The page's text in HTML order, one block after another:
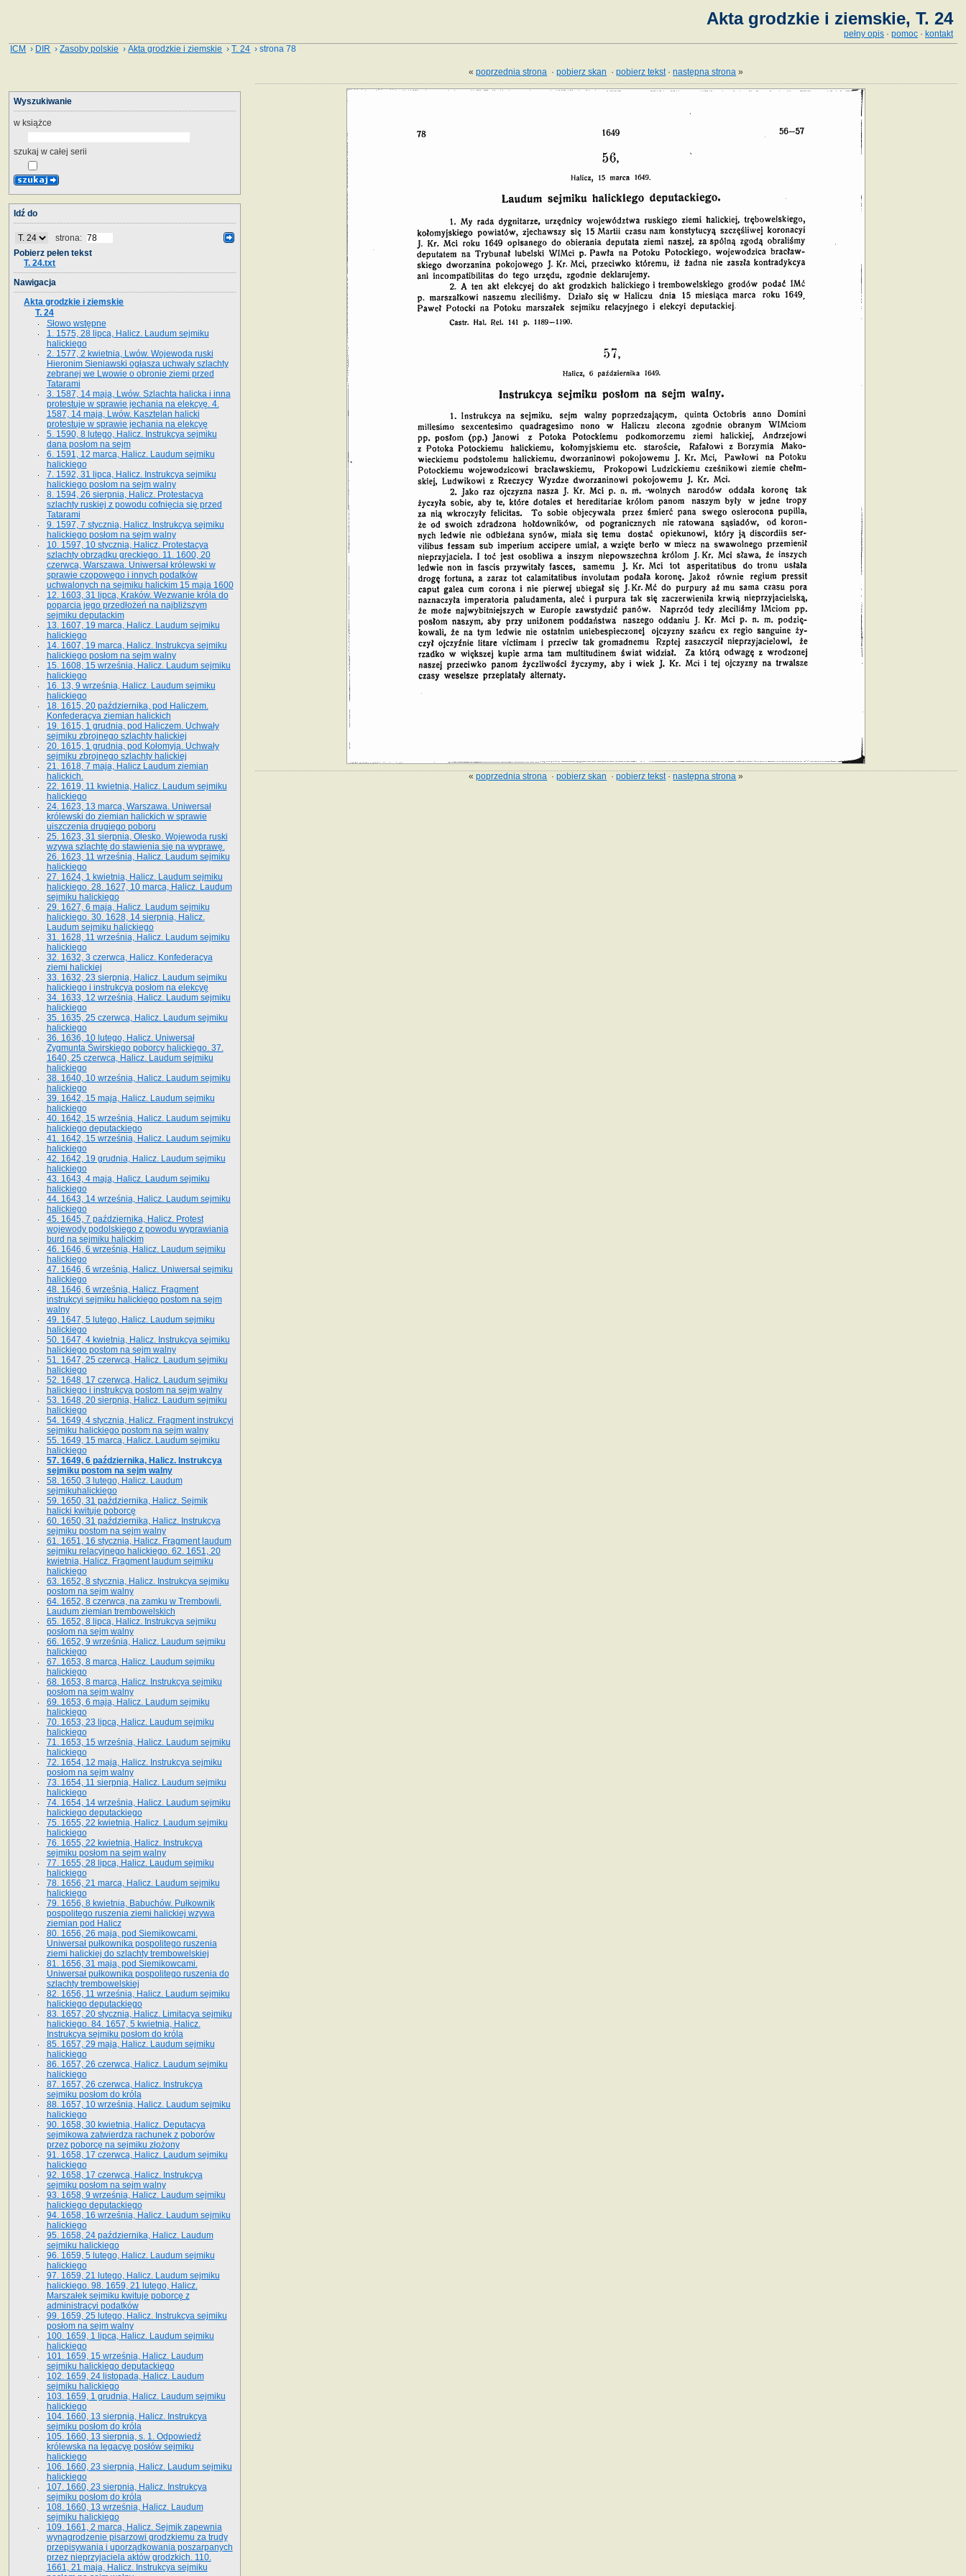
Akta grodzkie i ziemskie, T. 24
pełny opis · pomoc · kontakt
ICM › DIR ›Zasoby polskie ›Akta grodzkie i ziemskie ›T. 24 › strona 78
«poprzednia strona ·pobierz skan ·pobierz tekst·następna strona »
«poprzednia strona ·pobierz skan ·pobierz tekst·następna strona »
Wyszukiwanie
w książce
szukaj w całej serii
Idź do
strona:
Pobierz pełen tekst
T. 24.txt
Nawigacja
Akta grodzkie i ziemskie
T. 24
Słowo wstępne
1. 1575, 28 lipca, Halicz. Laudum sejmiku
halickiego
2. 1577, 2 kwietnia, Lwów. Wojewoda ruski
Hieronim Sieniawski ogłasza uchwały szlachty
zebranej we Lwowie o obronie ziemi przed
Tatarami
3. 1587, 14 maja, Lwów. Szlachta halicka i inna
protestuje w sprawie jechania na elekcyę. 4.
1587, 14 maja, Lwów. Kasztelan halicki
protestuje w sprawie jechania na elekcyę
5. 1590, 8 lutego, Halicz. Instrukcya sejmiku
dana posłom na sejm
6. 1591, 12 marca, Halicz. Laudum sejmiku
halickiego
7. 1592, 31 lipca, Halicz. Instrukcya sejmiku
halickiego posłom na sejm walny
8. 1594, 26 sierpnia, Halicz. Protestacya
szlachty ruskiej z powodu cofnięcia się przed
Tatarami
9. 1597, 7 stycznia, Halicz. Instrukcya sejmiku
halickiego posłom na sejm walny
10. 1597, 10 stycznia, Halicz. Protestacya
szlachty obrządku greckiego. 11. 1600, 20
czerwca, Warszawa. Uniwersał królewski w
sprawie czopowego i innych podatków
uchwalonych na sejmiku halickim 15 maja 1600
12. 1603, 31 lipca, Kraków. Wezwanie króla do
poparcia jego przedłożeń na najbliższym
sejmiku deputackim
13. 1607, 19 marca, Halicz. Laudum sejmiku
halickiego
14. 1607, 19 marca, Halicz. Instrukcya sejmiku
halickiego posłom na sejm walny
15. 1608, 15 września, Halicz. Laudum sejmiku
halickiego
16. 13, 9 września, Halicz. Laudum sejmiku
halickiego
18. 1615, 20 października, pod Haliczem.
Konfederacya ziemian halickich
19. 1615, 1 grudnia, pod Haliczem. Uchwały
sejmiku zbrojnego szlachty halickiej
20. 1615, 1 grudnia, pod Kołomyją. Uchwały
sejmiku zbrojnego szlachty halickiej
21. 1618, 7 maja, Halicz Laudum ziemian
halickich.
22. 1619, 11 kwietnia, Halicz. Laudum sejmiku
halickiego
24. 1623, 13 marca, Warszawa. Uniwersał
królewski do ziemian halickich w sprawie
uiszczenia drugiego poboru
25. 1623, 31 sierpnia, Olesko. Wojewoda ruski
wzywa szlachtę do stawienia się na wyprawę.
26. 1623, 11 września, Halicz. Laudum sejmiku
halickiego
27. 1624, 1 kwietnia, Halicz. Laudum sejmiku
halickiego. 28. 1627, 10 marca, Halicz. Laudum
sejmiku halickiego
29. 1627, 6 maja, Halicz. Laudum sejmiku
halickiego. 30. 1628, 14 sierpnia, Halicz.
Laudum sejmiku halickiego
31. 1628, 11 września, Halicz. Laudum sejmiku
halickiego
32. 1632, 3 czerwca, Halicz. Konfederacya
ziemi halickiej
33. 1632, 23 sierpnia, Halicz. Laudum sejmiku
halickiego i instrukcya posłom na elekcyę
34. 1633, 12 września, Halicz. Laudum sejmiku
halickiego
35. 1635, 25 czerwca, Halicz. Laudum sejmiku
halickiego
36. 1636, 10 lutego, Halicz. Uniwersał
Zygmunta Świrskiego poborcy halickiego. 37.
1640, 25 czerwca, Halicz. Laudum sejmiku
halickiego
38. 1640, 10 września, Halicz. Laudum sejmiku
halickiego
39. 1642, 15 maja, Halicz. Laudum sejmiku
halickiego
40. 1642, 15 września, Halicz. Laudum sejmiku
halickiego deputackiego
41. 1642, 15 września, Halicz. Laudum sejmiku
halickiego
42. 1642, 19 grudnia, Halicz. Laudum sejmiku
halickiego
43. 1643, 4 maja, Halicz. Laudum sejmiku
halickiego
44. 1643, 14 września, Halicz. Laudum sejmiku
halickiego
45. 1645, 7 października, Halicz. Protest
wojewody podolskiego z powodu wyprawiania
burd na sejmiku halickim
46. 1646, 6 września, Halicz. Laudum sejmiku
halickiego
47. 1646, 6 września, Halicz. Uniwersał sejmiku
halickiego
48. 1646, 6 września, Halicz. Fragment
instrukcyi sejmiku halickiego postom na sejm
walny
49. 1647, 5 lutego, Halicz. Laudum sejmiku
halickiego
50. 1647, 4 kwietnia, Halicz. Instrukcya sejmiku
halickiego postom na sejm walny
51. 1647, 25 czerwca, Halicz. Laudum sejmiku
halickiego
52. 1648, 17 czerwca, Halicz. Laudum sejmiku
halickiego i instrukcya postom na sejm walny
53. 1648, 20 sierpnia, Halicz. Laudum sejmiku
halickiego
54. 1649, 4 stycznia, Halicz. Fragment instrukcyi
sejmiku halickiego postom na sejm walny
55. 1649, 15 marca, Halicz. Laudum sejmiku
halickiego
57. 1649, 6 października, Halicz. Instrukcya
sejmiku postom na sejm walny
58. 1650, 3 lutego, Halicz. Laudum
sejmikuhalickiego
59. 1650, 31 października, Halicz. Sejmik
halicki kwituje poborcę
60. 1650, 31 października, Halicz. Instrukcya
sejmiku postom na sejm walny
61. 1651, 16 stycznia, Halicz. Fragment laudum
sejmiku relacyjnego halickiego. 62. 1651, 20
kwietnia, Halicz. Fragment laudum sejmiku
halickiego
63. 1652, 8 stycznia, Halicz. Instrukcya sejmiku
postom na sejm walny
64. 1652, 8 czerwca, na zamku w Trembowli.
Laudum ziemian trembowelskich
65. 1652, 8 lipca, Halicz. Instrukcya sejmiku
posłom na sejm walny
66. 1652, 9 września, Halicz. Laudum sejmiku
halickiego
67. 1653, 8 marca, Halicz. Laudum sejmiku
halickiego
68. 1653, 8 marca, Halicz. Instrukcya sejmiku
posłom na sejm walny
69. 1653, 6 maja, Halicz. Laudum sejmiku
halickiego
70. 1653, 23 lipca, Halicz. Laudum sejmiku
halickiego
71. 1653, 15 września, Halicz. Laudum sejmiku
halickiego
72. 1654, 12 maja, Halicz. Instrukcya sejmiku
posłom na sejm walny
73. 1654, 11 sierpnia, Halicz. Laudum sejmiku
halickiego
74. 1654, 14 września, Halicz. Laudum sejmiku
halickiego deputackiego
75. 1655, 22 kwietnia, Halicz. Laudum sejmiku
halickiego
76. 1655, 22 kwietnia, Halicz. Instrukcya
sejmiku posłom na sejm walny
77. 1655, 28 lipca, Halicz. Laudum sejmiku
halickiego
78. 1656, 21 marca, Halicz. Laudum sejmiku
halickiego
79. 1656, 8 kwietnia, Babuchów. Pułkownik
pospolitego ruszenia ziemi halickiej wzywa
ziemian pod Halicz
80. 1656, 26 maja, pod Siemikowcami.
Uniwersał pułkownika pospolitego ruszenia
ziemi halickiej do szlachty trembowelskiej
81. 1656, 31 maja, pod Siemikowcami.
Uniwersał pułkownika pospolitego ruszenia do
szlachty trembowelskiej
82. 1656, 11 września, Halicz. Laudum sejmiku
halickiego deputackiego
83. 1657, 20 stycznia, Halicz. Limitacya sejmiku
halickiego. 84. 1657, 5 kwietnia, Halicz.
Instrukcya sejmiku posłom do króla
85. 1657, 29 maja, Halicz. Laudum sejmiku
halickiego
86. 1657, 26 czerwca, Halicz. Laudum sejmiku
halickiego
87. 1657, 26 czerwca, Halicz. Instrukcya
sejmiku posłom do króla
88. 1657, 10 września, Halicz. Laudum sejmiku
halickiego
90. 1658, 30 kwietnia, Halicz. Deputacya
sejmikowa zatwierdza rachunek z poborów
przez poborcę na sejmiku złożony
91. 1658, 17 czerwca, Halicz. Laudum sejmiku
halickiego
92. 1658, 17 czerwca, Halicz. Instrukcya
sejmiku posłom na sejm walny
93. 1658, 9 września, Halicz. Laudum sejmiku
halickiego deputackiego
94. 1658, 16 września, Halicz. Laudum sejmiku
halickiego
95. 1658, 24 października, Halicz. Laudum
sejmiku halickiego
96. 1659, 5 lutego, Halicz. Laudum sejmiku
halickiego
97. 1659, 21 lutego, Halicz. Laudum sejmiku
halickiego. 98. 1659, 21 lutego, Halicz.
Marszałek sejmiku kwituje poborcę z
administracyi podatków
99. 1659, 25 lutego, Halicz. Instrukcya sejmiku
posłom na sejm walny
100. 1659, 1 lipca, Halicz. Laudum sejmiku
halickiego
101. 1659, 15 września, Halicz. Laudum
sejmiku halickiego deputackiego
102. 1659, 24 listopada, Halicz. Laudum
sejmiku halickiego
103. 1659, 1 grudnia, Halicz. Laudum sejmiku
halickiego
104. 1660, 13 sierpnia, Halicz. Instrukcya
sejmiku posłom do króla
105. 1660, 13 sierpnia, s. 1. Odpowiedź
królewska na legacyę posłów sejmiku
halickiego
106. 1660, 23 sierpnia, Halicz. Laudum sejmiku
halickiego
107. 1660, 23 sierpnia, Halicz. Instrukcya
sejmiku posłom do króla
108. 1660, 13 września, Halicz. Laudum
sejmiku halickiego
109. 1661, 2 marca, Halicz. Sejmik zapewnia
wynagrodzenie pisarzowi grodzkiemu za trudy
przepisywania i uporządkowania poszarpanych
przez nieprzyjaciela aktów grodzkich. 110.
1661, 21 maja, Halicz. Instrukcya sejmiku